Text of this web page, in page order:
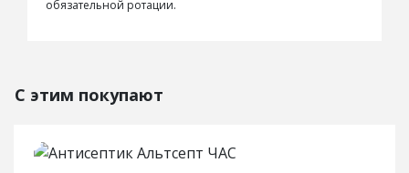
обязательной ротации.
С этим покупают